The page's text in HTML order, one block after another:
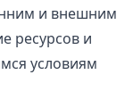
и внешним
ресурсов и
условиям